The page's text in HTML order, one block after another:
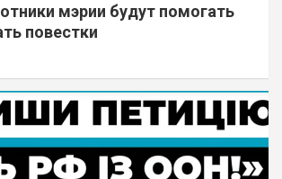
мэрии будут помогать
повестки